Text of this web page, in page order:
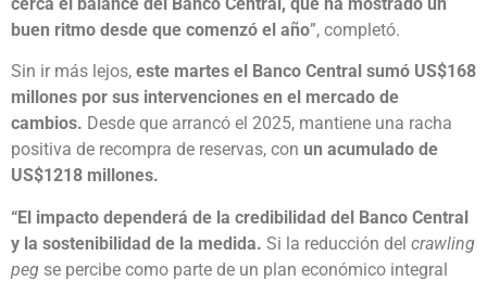
buen ritmo desde que comenzó el año”, completó.
Sin ir más lejos, este martes el Banco Central sumó US$168
millones por sus intervenciones en el mercado de
cambios. Desde que arrancó el 2025, mantiene una racha
positiva de recompra de reservas, con un acumulado de
US$1218 millones.
“El impacto dependerá de la credibilidad del Banco Central
y la sostenibilidad de la medida. Si la reducción del crawling
peg se percibe como parte de un plan económico integral